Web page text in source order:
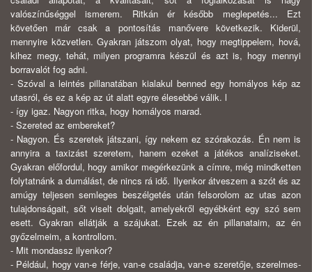
valószínűséggel ismerem. Ritkán ér később meglepetés... Ezt
követően már csak a pontosítás manővere következik. Kiderül,
mennyire közvetlen. Gyakran játszom olyat, hogy megtippelem, hová,
kihez megy, tehát, milyen programra készül és azt is, hogy mennyi
borravalót fog adni.
- Szóval a leintés pillanatában kialakul benned egy homályos kép az
utasról, és ez a kép az út alatt egyre élesebbé válik. l
- így igaz. Nagyon ritka, hogy homályos marad.
- Szereted az embereket?
- Nagyon. És szeretek játszani, így nekem ez szórakozás. Én nem is
annyira a taxizást szeretem, hanem ezeket a játékos analíziseket.
Gyakran előfordul, hogy amikor megérkezünk a címre, még mindketten
folytatnánk a dumálást, de nincs rá idő. Ilyenkor átveszem a szót és az
amúgy teljesen semleges beszélgetés után felsorolom az utas azon
tulajdonságait, sőt viselt dolgait, amelyekről egyébként egy szó sem
esett. Gyakran ellátják a szájukat. Ezek az én pillanataim, az én
győzelmeim, a kontrollom.
- Mit mondassz ilyenkor?
- Például, hogy van-e férje, van-e családja, van-e szeretője, szerelmes-